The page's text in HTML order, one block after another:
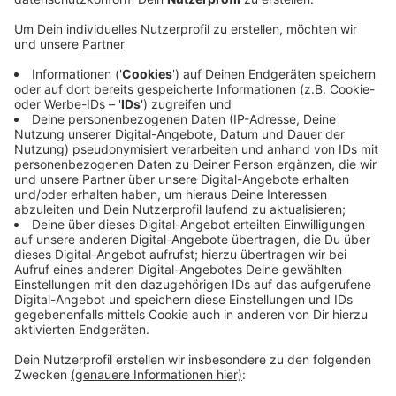
Am Freitag nach Thanksgiving, dem amerikanischen
Einkaufsaison. Und auch bei uns ist der Black Friday
seit einigen Jahren für seine Schnäppchen und
Rabatte vor allem im Internethandel bekannt. Von den
guten Umsätzen, die dabei erzielt werden, wollen jetzt
auch die Bocholter Einzelhändler profitieren. Sie
beteiligen sich in diesem Jahr zum ersten Mal mit
tollen Rabatten am Black Friday. Die Geschäfte haben
am 29. November bis 23 Uhr geöffnet und ab 18 Uhr
ist das Parken kostenlos, meldet das Stadtmarketing.
Außerdem wird an dem Tag der Bocholter
Weihnachtsmarkt eröffnet.
Anzeige